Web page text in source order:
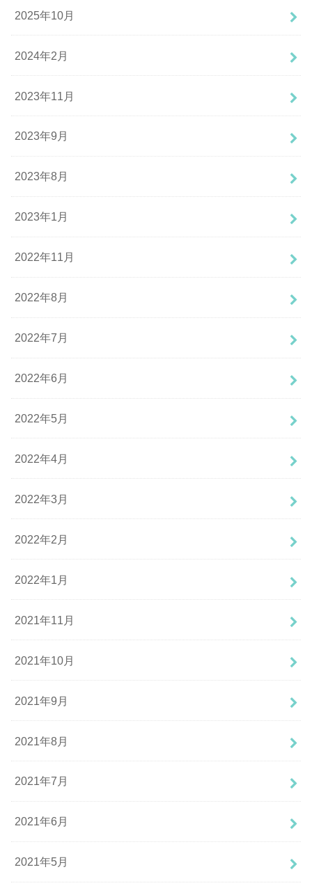
2025年10月
2024年2月
2023年11月
2023年9月
2023年8月
2023年1月
2022年11月
2022年8月
2022年7月
2022年6月
2022年5月
2022年4月
2022年3月
2022年2月
2022年1月
2021年11月
2021年10月
2021年9月
2021年8月
2021年7月
2021年6月
2021年5月